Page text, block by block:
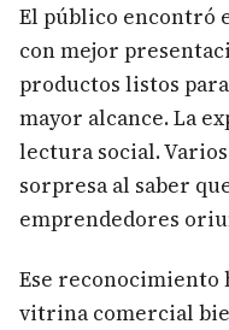
El público encontró
con mejor
productos listos
mayor alcance. La
lectura social.
sorpresa al saber
emprendedores
Ese reconocimiento
vitrina comercial